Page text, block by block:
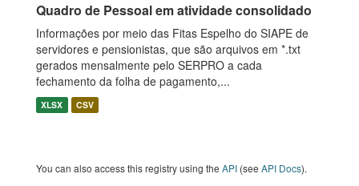
Quadro de Pessoal em atividade consolidado
Informações por meio das Fitas Espelho do SIAPE de
servidores e pensionistas, que são arquivos em *.txt
gerados mensalmente pelo SERPRO a cada
fechamento da folha de pagamento,...
XLSX CSV
You can also access this registry using the API (see API Docs).